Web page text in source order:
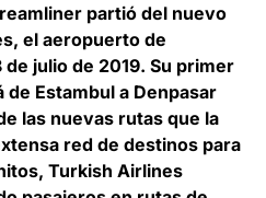
partió del nuevo
el aeropuerto de
julio de 2019. Su primer
Estambul a Denpasar
las nuevas rutas que la
red de destinos para
Turkish Airlines